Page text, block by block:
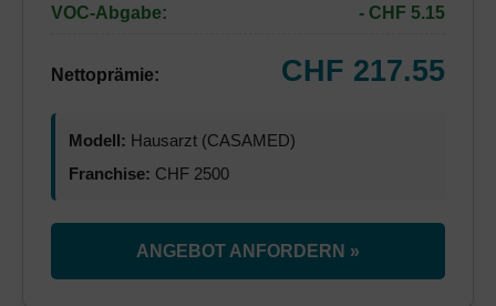
VOC-Abgabe:
- CHF 5.15
Nettoprämie: CHF 217.55
Modell: Hausarzt (CASAMED)
Franchise: CHF 2500
ANGEBOT ANFORDERN »